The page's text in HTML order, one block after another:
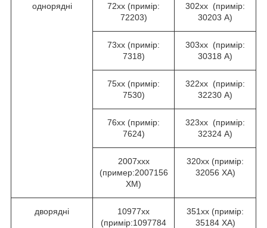
однорядні
72хх (примір:
72203)
302хх (примір:
30203 А)
73хх (примір:
7318)
303хх (примір:
30318 А)
75хх (примір:
7530)
322хх (примір:
32230 А)
76хх (примір:
7624)
323хх (примір:
32324 А)
2007ххх
(пример:2007156
ХМ)
320хх (примір:
32056 ХА)
дворядні
10977хх
(примір:1097784
351хх (примір:
35184 ХА)